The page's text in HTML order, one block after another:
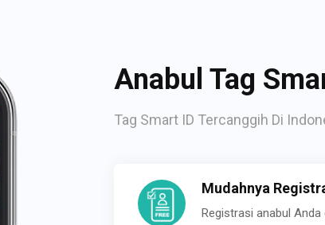
Anabul Tag
Tag Smart ID Tercanggih Di
Mudahnya
Registrasi anabul